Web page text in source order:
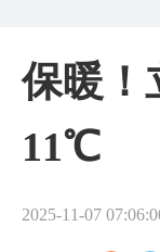
保暖！
11℃
2025-11-07